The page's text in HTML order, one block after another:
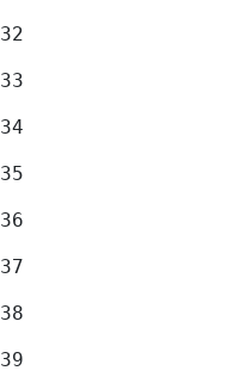
32
33
34
35
36
37
38
39